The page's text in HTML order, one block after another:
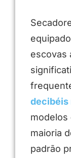
escovas
decibéis
modelos
maioria
padrão